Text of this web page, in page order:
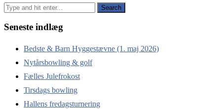
Seneste indlæg
Bedste & Barn Hyggestævne (1. maj 2026)
Nytårsbowling & golf
Fælles Julefrokost
Tirsdags bowling
Hallens fredagsturnering